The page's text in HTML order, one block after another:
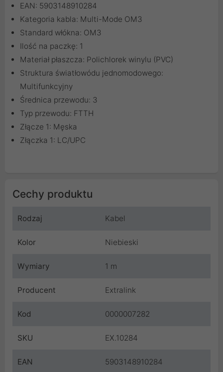
EAN: 5903148910284
Kategoria kabla: Multi-Mode OM3
Standard włókna: OM3
Ilość na paczkę: 1
Materiał płaszcza: Polichlorek winylu (PVC)
Struktura światłowódu jednomodowego:
Multifunkcyjny
Średnica przewodu: 3
Typ przewodu: FTTH
Złącze 1: Męska
Złączka 1: LC/UPC
Cechy produktu
Rodzaj Kabel
Kolor Niebieski
Wymiary 1 m
Producent Extralink
Kod 0000007282
SKU EX.10284
EAN 5903148910284